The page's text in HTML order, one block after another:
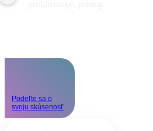
Podeľte sa o
svoju skúsenosť